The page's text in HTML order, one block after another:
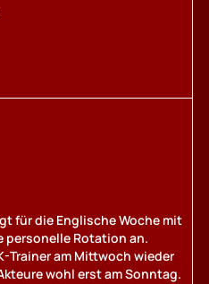
für die Englische Woche mit
personelle Rotation an.
Trainer am Mittwoch wieder
wohl erst am Sonntag.